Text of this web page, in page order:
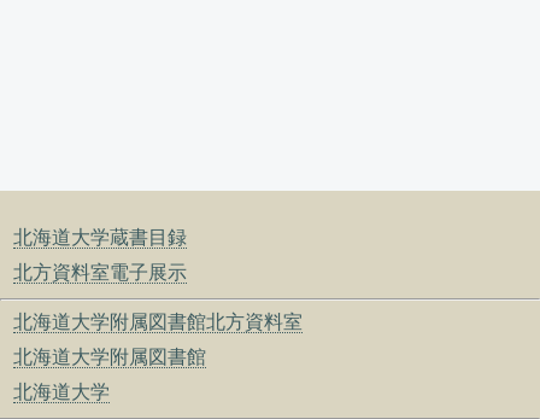
北海道大学蔵書目録
北方資料室電子展示
北海道大学附属図書館北方資料室
北海道大学附属図書館
北海道大学